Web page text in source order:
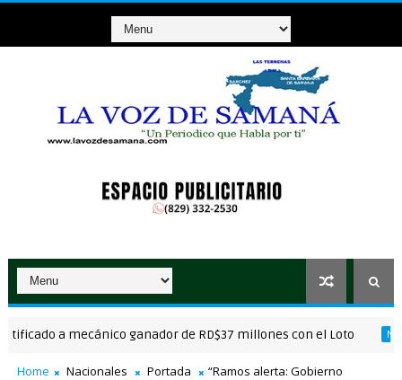
a mecánico ganador de RD$37 millones con el Loto
Home Nacionales Portada
“Ramos alerta: Gobierno